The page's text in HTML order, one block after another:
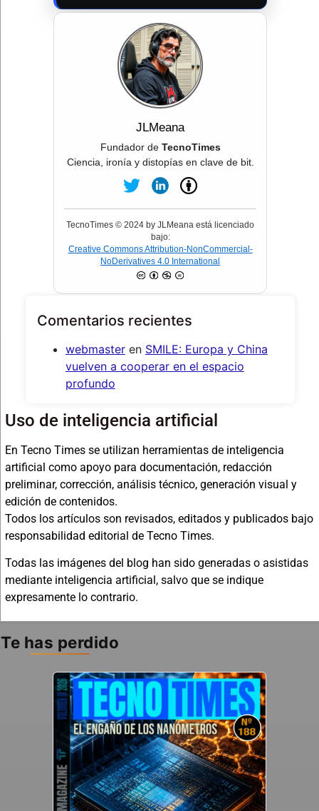
JLMeana
Fundador de TecnoTimes
Ciencia, ironía y distopías en clave de bit.
TecnoTimes © 2024 by JLMeana está licenciado
bajo:
Creative Commons Attribution-NonCommercial-
NoDerivatives 4.0 International
Comentarios recientes
webmasteren SMILE: Europa y China
vuelven a cooperar en el espacio
profundo
Uso de inteligencia artificial
En Tecno Times se utilizan herramientas de inteligencia
artificial como apoyo para documentación, redacción
preliminar, corrección, análisis técnico, generación visual y
edición de contenidos.
Todos los artículos son revisados, editados y publicados bajo
responsabilidad editorial de Tecno Times.
Todas las imágenes del blog han sido generadas o asistidas
mediante inteligencia artificial, salvo que se indique
expresamente lo contrario.
Te has perdido